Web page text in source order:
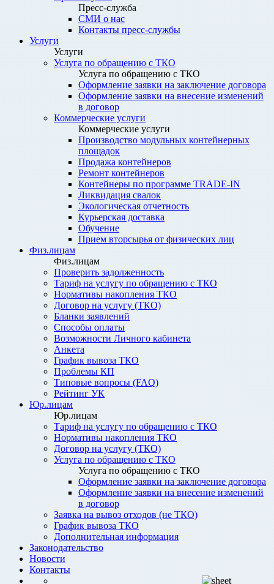
Пресс-служба
СМИ о нас
Контакты пресс-службы
Услуги
Услуги
Услуга по обращению с ТКО
Услуга по обращению с ТКО
Оформление заявки на заключение договора
Оформление заявки на внесение изменений
в договор
Коммерческие услуги
Коммерческие услуги
Производство модульных контейнерных
площадок
Продажа контейнеров
Ремонт контейнеров
Контейнеры по программе TRADE-IN
Ликвидация свалок
Экологическая отчетность
Курьерская доставка
Обучение
Прием вторсырья от физических лиц
Физ.лицам
Физ.лицам
Проверить задолженность
Тариф на услугу по обращению с ТКО
Нормативы накопления ТКО
Договор на услугу (ТКО)
Бланки заявлений
Способы оплаты
Возможности Личного кабинета
Анкета
График вывоза ТКО
Проблемы КП
Типовые вопросы (FAQ)
Рейтинг УК
Юр.лицам
Юр.лицам
Тариф на услугу по обращению с ТКО
Нормативы накопления ТКО
Договор на услугу (ТКО)
Услуга по обращению с ТКО
Услуга по обращению с ТКО
Оформление заявки на заключение договора
Оформление заявки на внесение изменений
в договор
Заявка на вывоз отходов (не ТКО)
График вывоза ТКО
Дополнительная информация
Законодательство
Новости
Контакты